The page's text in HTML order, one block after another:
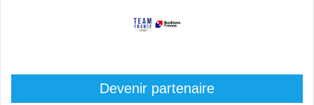
Devenir partenaire